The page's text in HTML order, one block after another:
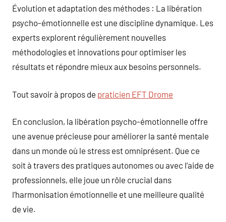
Évolution et adaptation des méthodes : La libération
psycho-émotionnelle est une discipline dynamique. Les
experts explorent régulièrement nouvelles
méthodologies et innovations pour optimiser les
résultats et répondre mieux aux besoins personnels.
Tout savoir à propos de praticien EFT Drome
En conclusion, la libération psycho-émotionnelle offre
une avenue précieuse pour améliorer la santé mentale
dans un monde où le stress est omniprésent. Que ce
soit à travers des pratiques autonomes ou avec l’aide de
professionnels, elle joue un rôle crucial dans
l’harmonisation émotionnelle et une meilleure qualité
de vie.